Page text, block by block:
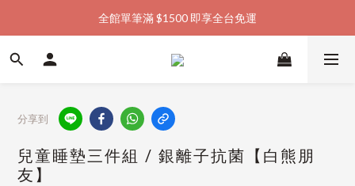
加入會員購物金  馬上領  馬上折
全館單筆滿 $1500 即享全台免運
加入會員購物金  馬上領  馬上折
分享到
兒童睡墊三件組 / 銀離子抗菌【白熊朋
友】